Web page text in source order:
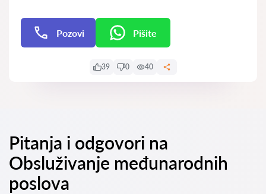
Pozovi Pišite
39 0 40
Pitanja i odgovori na
Obsluživanje međunarodnih
poslova